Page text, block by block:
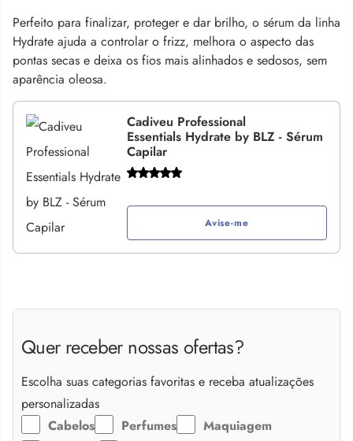
Perfeito para finalizar, proteger e dar brilho, o sérum da linha
Hydrate ajuda a controlar o frizz, melhora o aspecto das
pontas secas e deixa os fios mais alinhados e sedosos, sem
aparência oleosa.
Cadiveu Professional
Essentials Hydrate by BLZ - Sérum
Capilar
Avise-me
Quer receber nossas ofertas?
Escolha suas categorias favoritas e receba atualizações
personalizadas
Cabelos
Perfumes
Maquiagem